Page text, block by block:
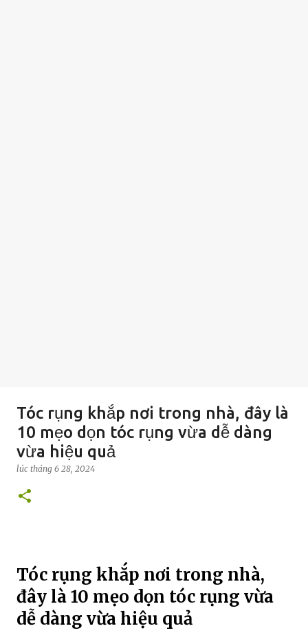
Tóc rụng khắp nơi trong nhà, đây là
10 mẹo dọn tóc rụng vừa dễ dàng
vừa hiệu quả
lúc tháng 6 28, 2024
Tóc rụng khắp nơi trong nhà,
đây là 10 mẹo dọn tóc rụng vừa
dễ dàng vừa hiệu quả